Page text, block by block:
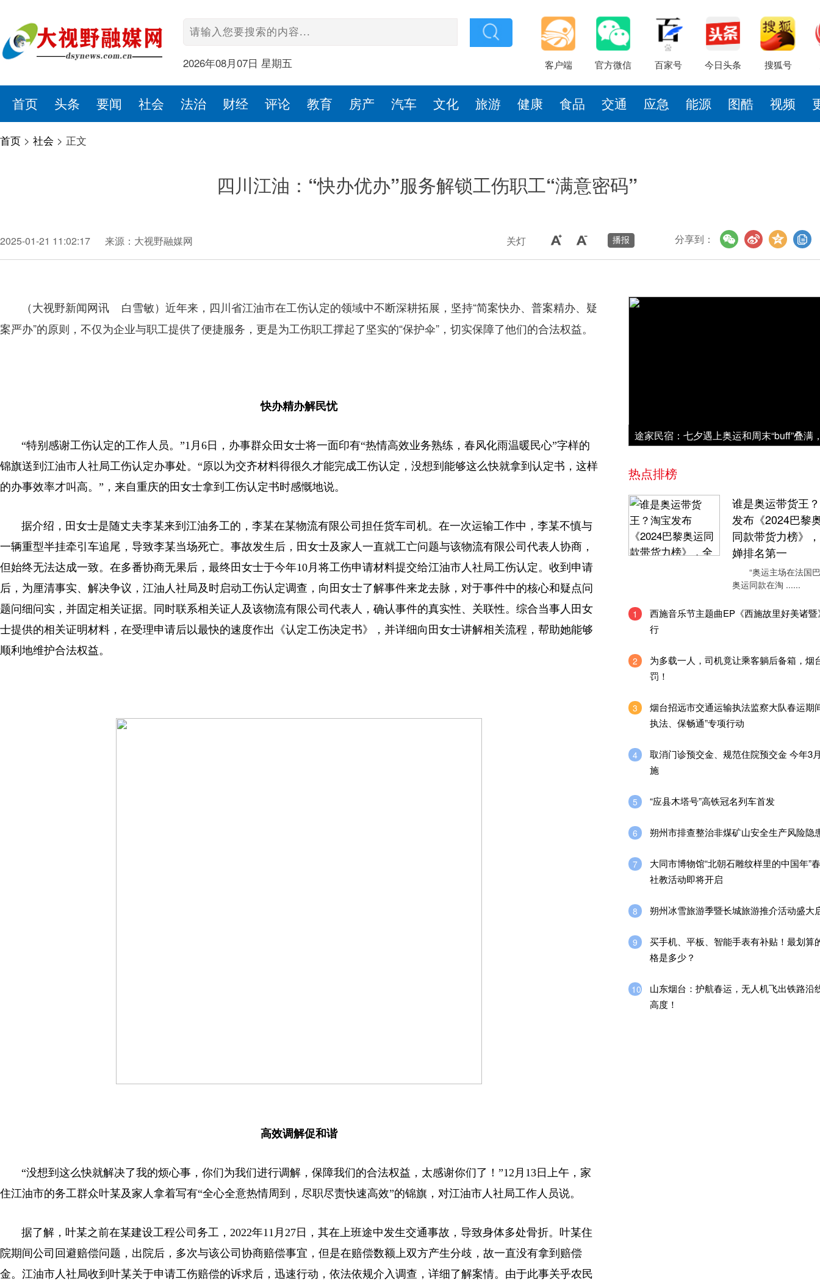
2026年08月07日 星期五 客户端 官方微信 百家号 今日头条 搜狐号
首页 头条 要闻 社会 法治 财经 评论 教育 房产 汽车 文化 旅游 健康 食品 交通 应急 能源 图酷 视频
首页 > 社会 > 正文
四川江油：“快办优办”服务解锁工伤职工“满意密码”
2025-01-21 11:02:17 来源：大视野融媒网 关灯 分享到：
（大视野新闻网讯 白雪敏） 近年来，四川省江油市在工伤认定的领域中不断深耕拓展，坚持“简案快办、普案精办、疑
案严办”的原则，不仅为企业与职工提供了便捷服务，更是为工伤职工撑起了坚实的“保护伞”，切实保障了他们的合法权益。
快办精办解民忧
“特别感谢工伤认定的工作人员。”1月6日，办事群众田女士将一面印有“热情高效业务熟练，春风化雨温暖民心”字样的
锦旗送到江油市人社局工伤认定办事处。“原以为交齐材料得很久才能完成工伤认定，没想到能够这么快就拿到认定书，这样
的办事效率才叫高。”，来自重庆的田女士拿到工伤认定书时感慨地说。
据介绍，田女士是随丈夫李某来到江油务工的，李某在某物流有限公司担任货车司机。在一次运输工作中，李某不慎与
一辆重型半挂牵引车追尾，导致李某当场死亡。事故发生后，田女士及家人一直就工亡问题与该物流有限公司代表人协商，
但始终无法达成一致。在多番协商无果后，最终田女士于今年10月将工伤申请材料提交给江油市人社局工伤认定。收到申请
后，为厘清事实、解决争议，江油人社局及时启动工伤认定调查，向田女士了解事件来龙去脉，对于事件中的核心和疑点问
题问细问实，并固定相关证据。同时联系相关证人及该物流有限公司代表人，确认事件的真实性、关联性。综合当事人田女
士提供的相关证明材料，在受理申请后以最快的速度作出《认定工伤决定书》，并详细向田女士讲解相关流程，帮助她能够
顺利地维护合法权益。
高效调解促和谐
“没想到这么快就解决了我的烦心事，你们为我们进行调解，保障我们的合法权益，太感谢你们了！”12月13日上午，家
住江油市的务工群众叶某及家人拿着写有“全心全意热情周到，尽职尽责快速高效”的锦旗，对江油市人社局工作人员说。
据了解，叶某之前在某建设工程公司务工，2022年11月27日，其在上班途中发生交通事故，导致身体多处骨折。叶某住
院期间公司回避赔偿问题，出院后，多次与该公司协商赔偿事宜，但是在赔偿数额上双方产生分歧，故一直没有拿到赔偿
金。江油市人社局收到叶某关于申请工伤赔偿的诉求后，迅速行动，依法依规介入调查，详细了解案情。由于此事关乎农民
热点排榜
谁是奥运带货王
发布《2024巴黎
同款带货力榜》
婵排名第一
“奥运主场在法国
奥运同款在淘 ......
1
西施音乐节主题曲EP《西施故里好美诸
行
2
为多载一人，司机竟让乘客躺后备箱，烟
罚！
3
烟台招远市交通运输执法监察大队春运期
执法、保畅通”专项行动
4
取消门诊预交金、规范住院预交金 今年3
施
5 “应县木塔号”高铁冠名列车首发
6 朔州市排查整治非煤矿山安全生产风险隐
7
大同市博物馆“北朝石雕纹样里的中国年”
社教活动即将开启
8 朔州冰雪旅游季暨长城旅游推介活动盛大
9
买手机、平板、智能手表有补贴！最划算
格是多少？
10
山东烟台：护航春运，无人机飞出铁路沿
高度！